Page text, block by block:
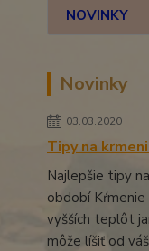
NOVINKY
Novinky
03.03.2020
Tipy na
Najlepšie tipy
období Kŕmenie
vyšších teplôt
môže líšiť od